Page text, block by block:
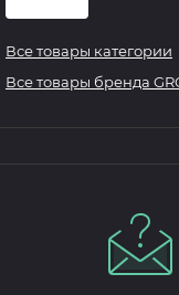
Все товары категории
Все товары бренда